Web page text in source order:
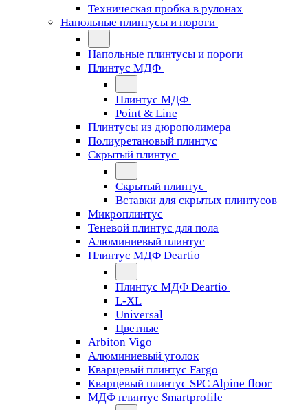
Техническая пробка в рулонах
Напольные плинтусы и пороги
Напольные плинтусы и пороги
Плинтус МДФ
Плинтус МДФ
Point & Line
Плинтусы из дюрополимера
Полиуретановый плинтус
Скрытый плинтус
Скрытый плинтус
Вставки для скрытых плинтусов
Микроплинтус
Теневой плинтус для пола
Алюминиевый плинтус
Плинтус МДФ Deartio
Плинтус МДФ Deartio
L-XL
Universal
Цветные
Arbiton Vigo
Алюминиевый уголок
Кварцевый плинтус Fargo
Кварцевый плинтус SPC Alpine floor
МДФ плинтус Smartprofile